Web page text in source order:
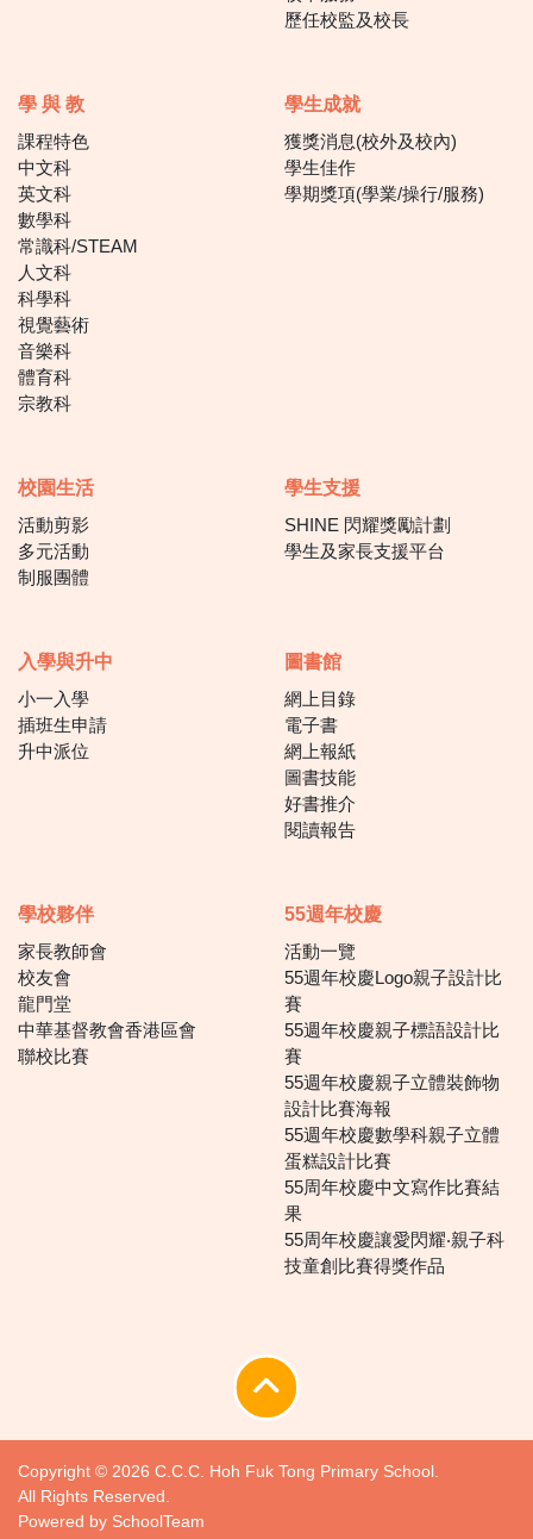
歷任校監及校長
學 與 教
課程特色
中文科
英文科
數學科
常識科/STEAM
人文科
科學科
視覺藝術
音樂科
體育科
宗教科
學生成就
獲獎消息(校外及校內)
學生佳作
學期獎項(學業/操行/服務)
校園生活
活動剪影
多元活動
制服團體
學生支援
SHINE 閃耀獎勵計劃
學生及家長支援平台
入學與升中
小一入學
插班生申請
升中派位
圖書館
網上目錄
電子書
網上報紙
圖書技能
好書推介
閱讀報告
學校夥伴
家長教師會
校友會
龍門堂
中華基督教會香港區會
聯校比賽
55週年校慶
活動一覽
55週年校慶Logo親子設計比
賽
55週年校慶親子標語設計比
賽
55週年校慶親子立體裝飾物
設計比賽海報
55週年校慶數學科親子立體
蛋糕設計比賽
55周年校慶中文寫作比賽結
果
55周年校慶讓愛閃耀‧親子科
技童創比賽得獎作品
Copyright © 2026 C.C.C. Hoh Fuk Tong Primary School.
All Rights Reserved.
Powered by SchoolTeam